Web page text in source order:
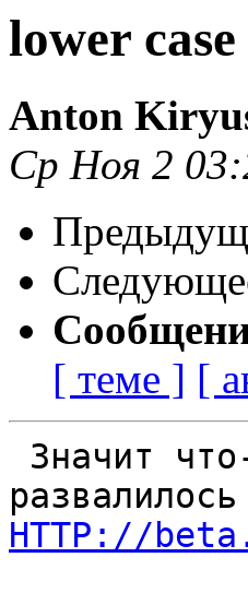
lower
Anton
Ср Ноя 2
[ теме ] [
HTTP://